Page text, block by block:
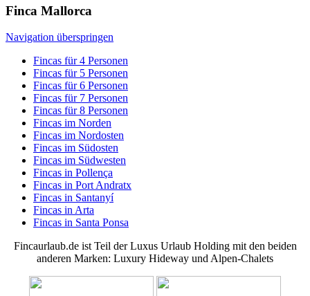
Finca Mallorca
Navigation überspringen
Fincas für 4 Personen
Fincas für 5 Personen
Fincas für 6 Personen
Fincas für 7 Personen
Fincas für 8 Personen
Fincas im Norden
Fincas im Nordosten
Fincas im Südosten
Fincas im Südwesten
Fincas in Pollença
Fincas in Port Andratx
Fincas in Santanyí
Fincas in Arta
Fincas in Santa Ponsa
Fincaurlaub.de ist Teil der Luxus Urlaub Holding mit den beiden
anderen Marken: Luxury Hideway und Alpen-Chalets